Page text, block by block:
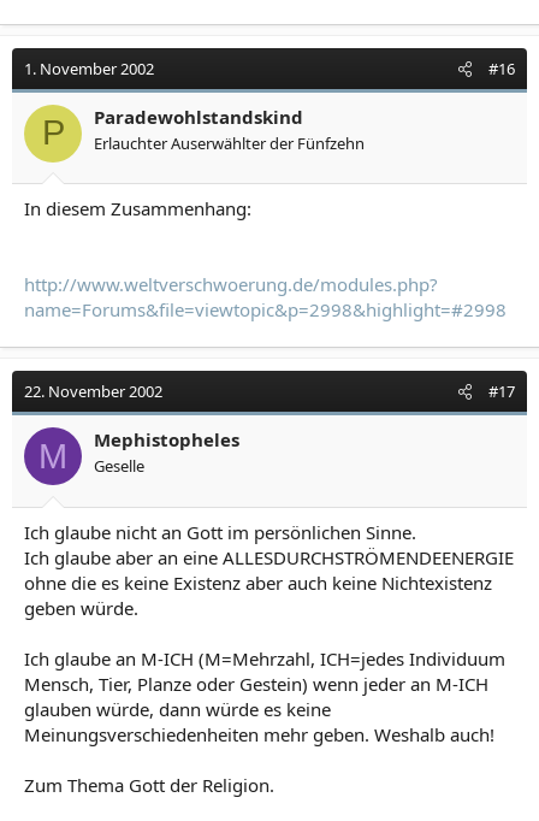
1. November 2002 #16
P Paradewohlstandskind
Erlauchter Auserwählter der Fünfzehn
In diesem Zusammenhang:
http://www.weltverschwoerung.de/modules.php?
name=Forums&file=viewtopic&p=2998&highlight=#2998
22. November 2002 #17
M Mephistopheles
Geselle
Ich glaube nicht an Gott im persönlichen Sinne.
Ich glaube aber an eine ALLESDURCHSTRÖMENDEENERGIE
ohne die es keine Existenz aber auch keine Nichtexistenz
geben würde.
Ich glaube an M-ICH (M=Mehrzahl, ICH=jedes Individuum
Mensch, Tier, Planze oder Gestein) wenn jeder an M-ICH
glauben würde, dann würde es keine
Meinungsverschiedenheiten mehr geben. Weshalb auch!
Zum Thema Gott der Religion.